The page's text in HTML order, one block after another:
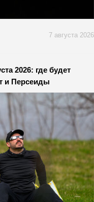
7 августа 2026
2026: где будет
и Персеиды